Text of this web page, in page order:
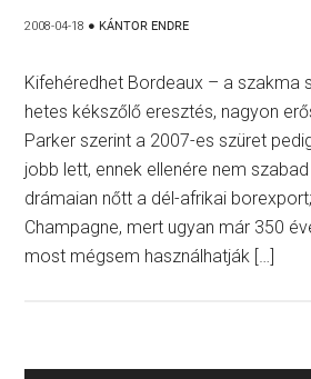
2008-04-18 ● KÁNTOR ENDRE
Kifehéredhet Bordeaux – a szakma
hetes kékszőlő eresztés, nagyon
Parker szerint a 2007-es szüret
jobb lett, ennek ellenére nem
drámaian nőtt a dél-afrikai
Champagne, mert ugyan már 350
most mégsem használhatják […]